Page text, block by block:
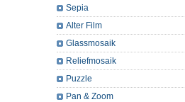
Sepia
Alter Film
Glassmosaik
Reliefmosaik
Puzzle
Pan & Zoom